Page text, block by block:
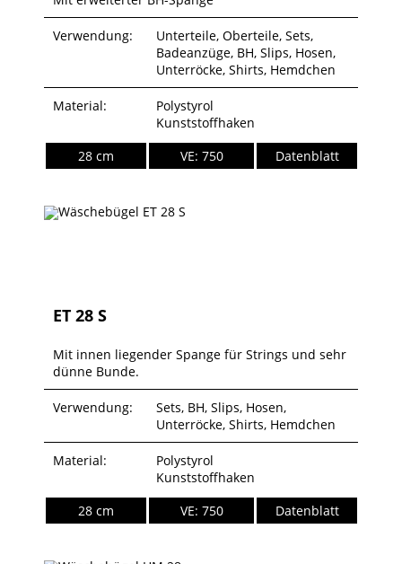
Verwendung:
Unterteile, Oberteile, Sets,
Badeanzüge, BH, Slips, Hosen,
Unterröcke, Shirts, Hemdchen
Material:
Polystyrol
Kunststoffhaken
28 cm
VE: 750 Datenblatt
ET 28 S
Mit innen liegender Spange für Strings und sehr
dünne Bunde.
Verwendung:
Sets, BH, Slips, Hosen,
Unterröcke, Shirts, Hemdchen
Material:
Polystyrol
Kunststoffhaken
28 cm
VE: 750 Datenblatt